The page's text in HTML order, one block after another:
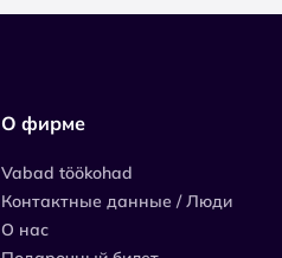
О фирме
Vabad töökohad
Контактные данные / Люди
О нас